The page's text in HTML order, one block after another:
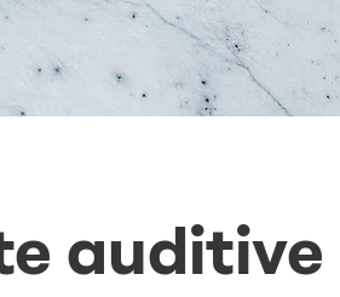
auditive